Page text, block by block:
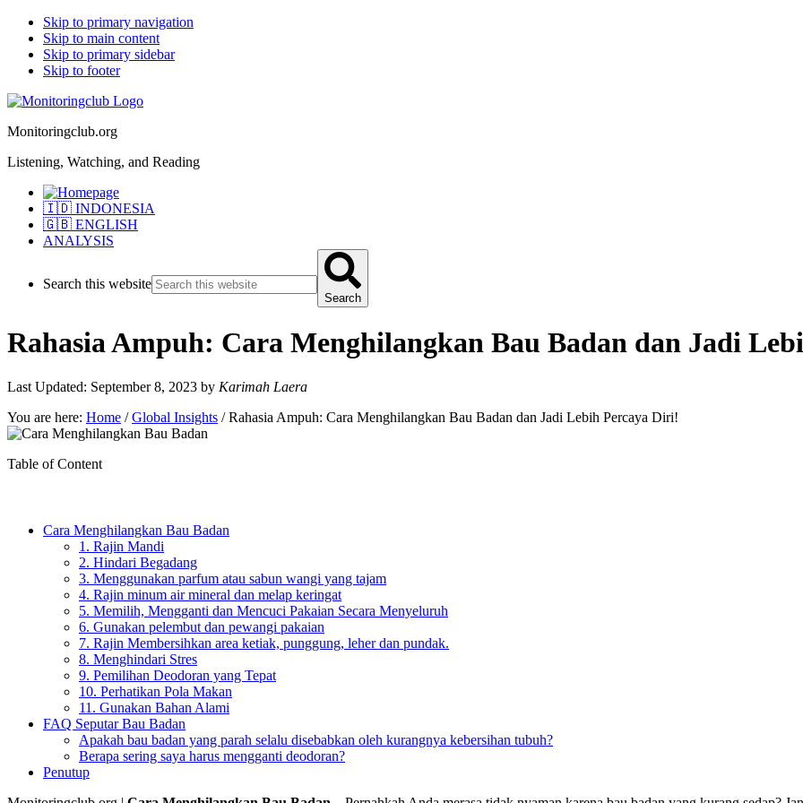
Skip to primary navigation
Skip to main content
Skip to primary sidebar
Skip to footer
Monitoringclub.org
Listening, Watching, and Reading
🇮🇩 INDONESIA
🇬🇧 ENGLISH
ANALYSIS
Search this website
Search
Rahasia Ampuh: Cara Menghilangkan Bau Badan dan Jadi
Last Updated: September 8, 2023 by Karimah Laera
You are here: Home / Global Insights /Rahasia Ampuh: Cara Menghilangkan Bau Badan dan Jadi Lebih Percaya Diri!
Table of Content
Cara Menghilangkan Bau Badan
1. Rajin Mandi
2. Hindari Begadang
3. Menggunakan parfum atau sabun wangi yang tajam
4. Rajin minum air mineral dan melap keringat
5. Memilih, Mengganti dan Mencuci Pakaian Secara Menyeluruh
6. Gunakan pelembut dan pewangi pakaian
7. Rajin Membersihkan area ketiak, punggung, leher dan pundak.
8. Menghindari Stres
9. Pemilihan Deodoran yang Tepat
10. Perhatikan Pola Makan
11. Gunakan Bahan Alami
FAQ Seputar Bau Badan
Apakah bau badan yang parah selalu disebabkan oleh kurangnya kebersihan tubuh?
Berapa sering saya harus mengganti deodoran?
Penutup